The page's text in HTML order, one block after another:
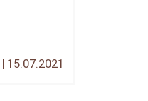
15.07.2021
|